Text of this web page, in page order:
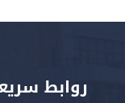
روابط